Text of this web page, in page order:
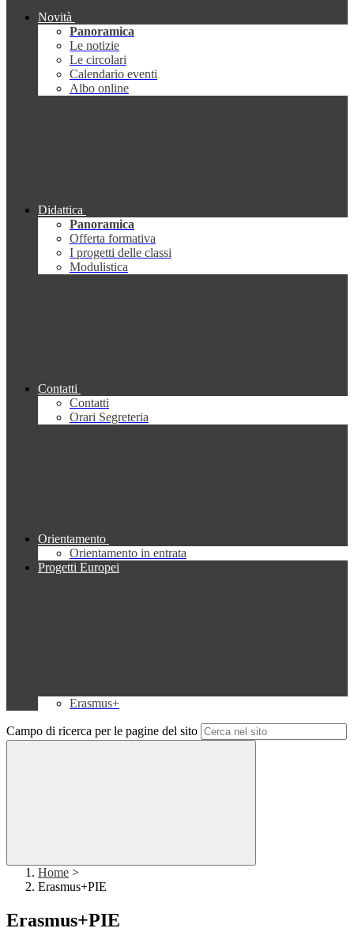
Novità
Panoramica
Le notizie
Le circolari
Calendario eventi
Albo online
Didattica
Panoramica
Offerta formativa
I progetti delle classi
Modulistica
Contatti
Contatti
Orari Segreteria
Orientamento
Orientamento in entrata
Progetti Europei
Erasmus+
Campo di ricerca per le pagine del sito
Home >
Erasmus+PIE
Erasmus+PIE